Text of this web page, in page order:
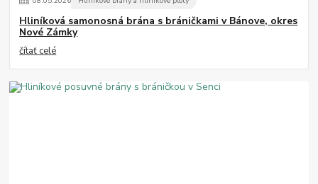
Hliníková samonosná brána s bráničkami v Bánove, okres
Nové Zámky
čítať celé